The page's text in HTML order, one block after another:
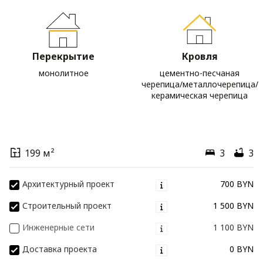
Перекрытие
монолитное
Кровля
цементно-песчаная
черепица/металлочерепица/
керамическая черепица
199 м² 3 3
Архитектурный проект
700 BYN
Строительный проект
1 500 BYN
Инженерные сети
1 100 BYN
Доставка проекта
0 BYN